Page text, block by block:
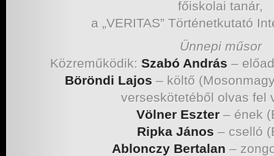
főiskolai tanár,
a „VERITAS” Történetkutató
Ünnepi műsor
Közreműködik: Szabó András –
Böröndi Lajos – költő
verseskötetéből olvas fel
Völner Eszter – ének
Ripka János – cselló
Ablonczy Bertalan –